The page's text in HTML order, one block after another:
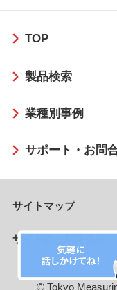
ッ
ー
TOP
製品検索
業種別事例
サポート・お問
サイトマップ
サイトのご利用条件
© Tokyo